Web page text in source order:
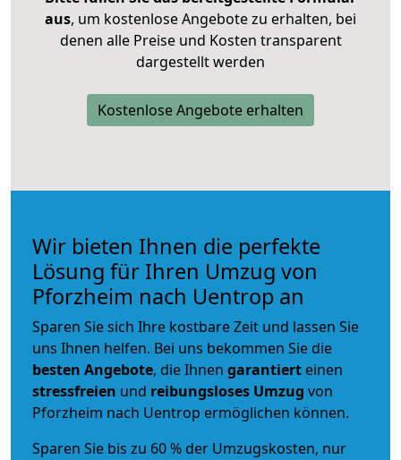
aus, um kostenlose Angebote zu erhalten, bei
denen alle Preise und Kosten transparent
dargestellt werden
Kostenlose Angebote erhalten
Wir bieten Ihnen die perfekte
Lösung für Ihren Umzug von
Pforzheim nach Uentrop an
Sparen Sie sich Ihre kostbare Zeit und lassen Sie
uns Ihnen helfen. Bei uns bekommen Sie die
besten Angebote, die Ihnen garantiert einen
stressfreien und reibungsloses Umzug von
Pforzheim nach Uentrop ermöglichen können.
Sparen Sie bis zu 60 % der Umzugskosten, nur